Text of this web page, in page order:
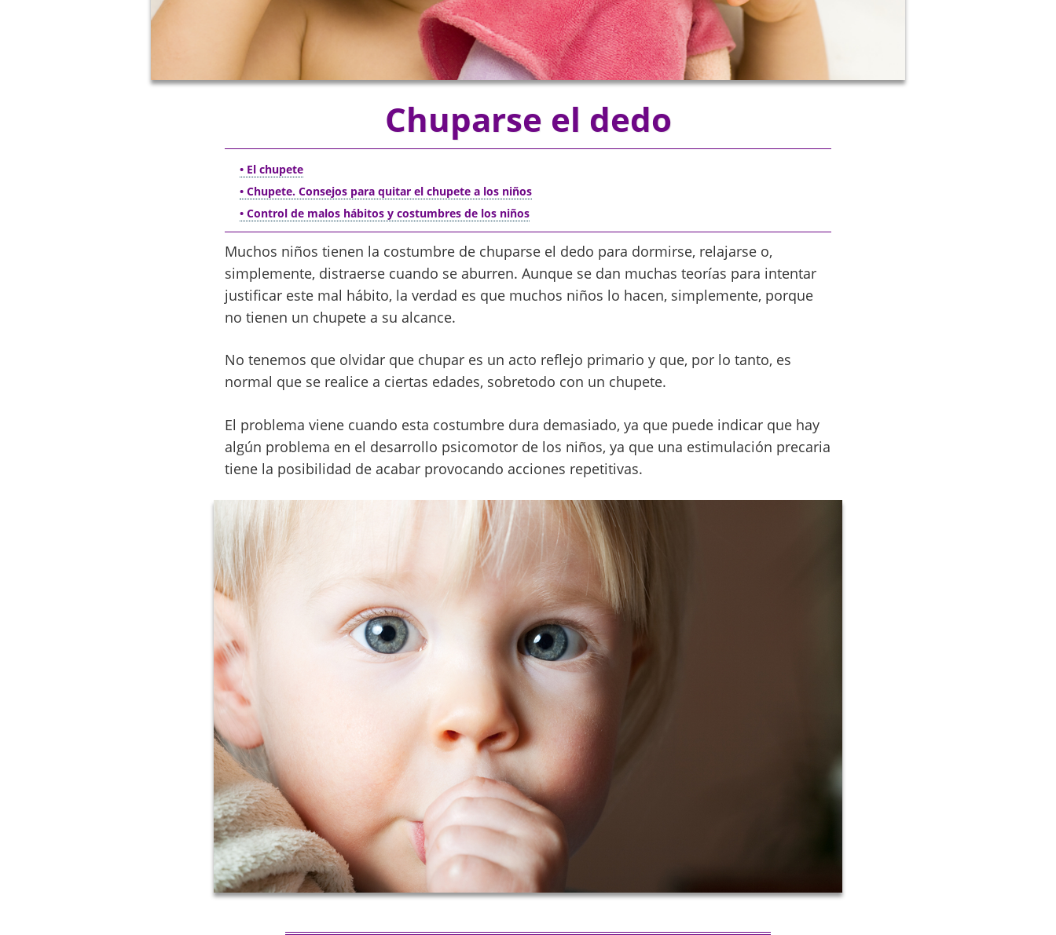
Chuparse el dedo
• El chupete
• Chupete. Consejos para quitar el chupete a los niños
• Control de malos hábitos y costumbres de los niños
Muchos niños tienen la costumbre de chuparse el dedo para dormirse, relajarse o,
simplemente, distraerse cuando se aburren. Aunque se dan muchas teorías para intentar
justificar este mal hábito, la verdad es que muchos niños lo hacen, simplemente, porque
no tienen un chupete a su alcance.
No tenemos que olvidar que chupar es un acto reflejo primario y que, por lo tanto, es
normal que se realice a ciertas edades, sobretodo con un chupete.
El problema viene cuando esta costumbre dura demasiado, ya que puede indicar que hay
algún problema en el desarrollo psicomotor de los niños, ya que una estimulación precaria
tiene la posibilidad de acabar provocando acciones repetitivas.